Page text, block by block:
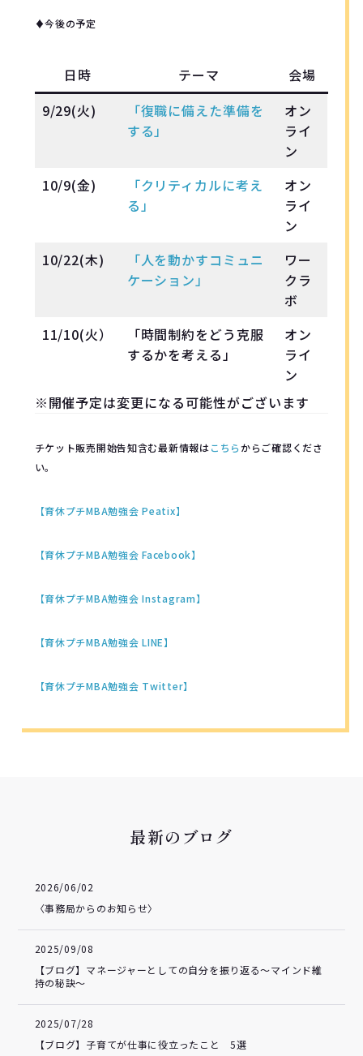
♦︎今後の予定
日時 テーマ
会場
9/29(火)
「復職に備えた準備を
する」
オン
ライ
ン
10/9(金)
「クリティカルに考え
る」
オン
ライ
ン
10/22(木)
「人を動かすコミュニ
ケーション」
ワー
クラ
ボ
11/10(火）
「時間制約をどう克服
するかを考える」
オン
ライ
ン
※開催予定は変更になる可能性がございます
チケット販売開始告知含む最新情報はこちらからご確認くださ
い。
【育休プチMBA勉強会 Peatix】
【育休プチMBA勉強会 Facebook】
【育休プチMBA勉強会 Instagram】
【育休プチMBA勉強会 LINE】
【育休プチMBA勉強会 Twitter】
最新のブログ
2026/06/02
〈事務局からのお知らせ〉
2025/09/08
【ブログ】マネージャーとしての自分を振り返る～マインド維
持の秘訣～
2025/07/28
【ブログ】子育てが仕事に役立ったこと 5選